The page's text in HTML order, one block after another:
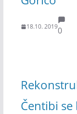
18.10. 20190
Čentibi